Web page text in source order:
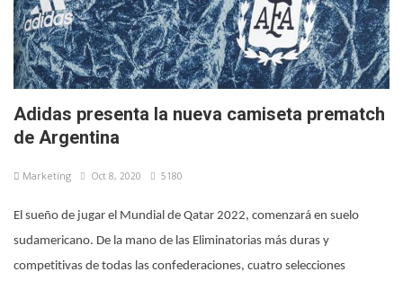
Adidas presenta la nueva camiseta prematch
de Argentina
Marketíng Oct 8, 2020 5180
El sueño de jugar el Mundial de Qatar 2022, comenzará en suelo
sudamericano. De la mano de las Eliminatorias más duras y
competitivas de todas las confederaciones, cuatro selecciones